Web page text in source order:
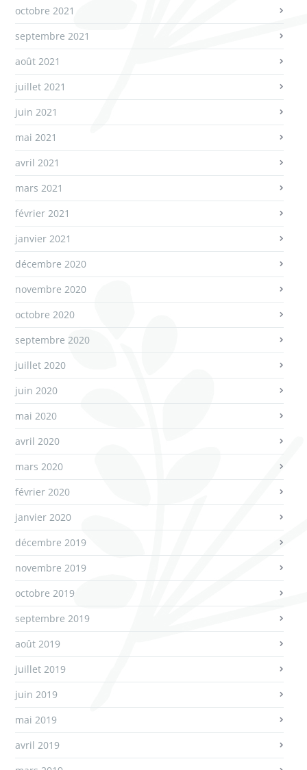
octobre 2021
septembre 2021
août 2021
juillet 2021
juin 2021
mai 2021
avril 2021
mars 2021
février 2021
janvier 2021
décembre 2020
novembre 2020
octobre 2020
septembre 2020
juillet 2020
juin 2020
mai 2020
avril 2020
mars 2020
février 2020
janvier 2020
décembre 2019
novembre 2019
octobre 2019
septembre 2019
août 2019
juillet 2019
juin 2019
mai 2019
avril 2019